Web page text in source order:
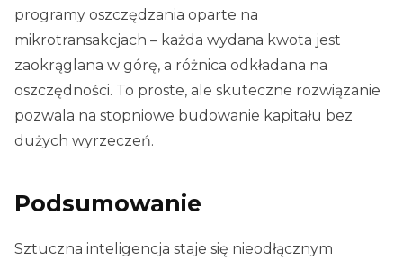
programy oszczędzania oparte na
mikrotransakcjach – każda wydana kwota jest
zaokrąglana w górę, a różnica odkładana na
oszczędności. To proste, ale skuteczne rozwiązanie
pozwala na stopniowe budowanie kapitału bez
dużych wyrzeczeń.
Podsumowanie
Sztuczna inteligencja staje się nieodłącznym